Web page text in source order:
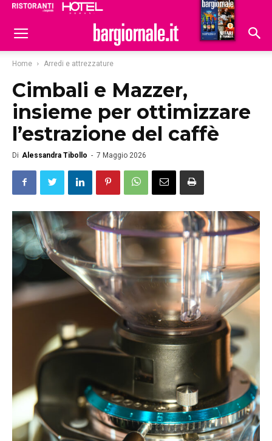
Hoteldomani
Home Arredi e attrezzature
Cimbali e Mazzer,
insieme per ottimizzare
l’estrazione del caffè
Di Alessandra Tibollo - 7 Maggio 2026